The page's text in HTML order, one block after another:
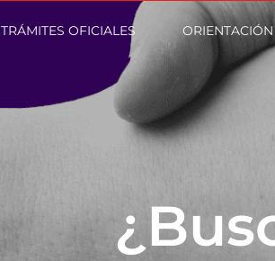
TRÁMITES OFICIALES